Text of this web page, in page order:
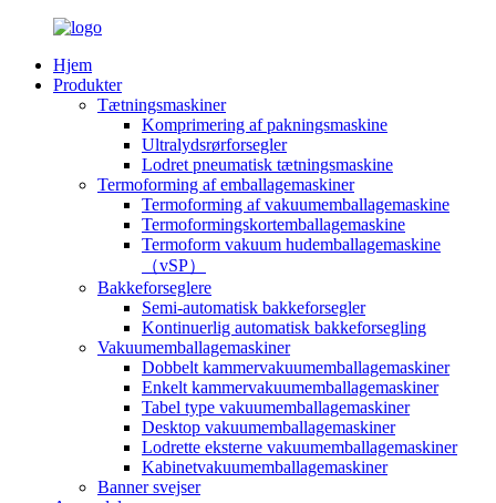
Hjem
Produkter
Tætningsmaskiner
Komprimering af pakningsmaskine
Ultralydsrørforsegler
Lodret pneumatisk tætningsmaskine
Termoforming af emballagemaskiner
Termoforming af vakuumemballagemaskine
Termoformingskortemballagemaskine
Termoform vakuum hudemballagemaskine
（vSP）
Bakkeforseglere
Semi-automatisk bakkeforsegler
Kontinuerlig automatisk bakkeforsegling
Vakuumemballagemaskiner
Dobbelt kammervakuumemballagemaskiner
Enkelt kammervakuumemballagemaskiner
Tabel type vakuumemballagemaskiner
Desktop vakuumemballagemaskiner
Lodrette eksterne vakuumemballagemaskiner
Kabinetvakuumemballagemaskiner
Banner svejser